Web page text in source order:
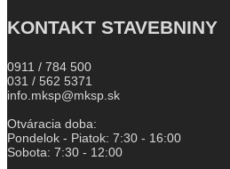
KONTAKT STAVEBNINY
0911 / 784 500
031 / 562 5371
info.mksp@mksp.sk
Otváracia doba:
Pondelok - Piatok: 7:30 - 16:00
Sobota: 7:30 - 12:00